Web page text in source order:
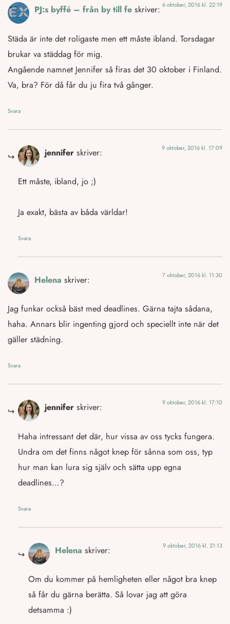
PJ:s byffé – från by till fe skriver: 6 oktober, 2016 kl. 22:19
Städa är inte det roligaste men ett måste ibland. Torsdagar
brukar va städdag för mig.
Angående namnet Jennifer så firas det 30 oktober i Finland.
Va, bra? För då får du ju fira två gånger.
Svara
jennifer skriver: 9 oktober, 2016 kl. 17:09
Ett måste, ibland, jo ;)
Ja exakt, bästa av båda världar!
Svara
Helena skriver: 7 oktober, 2016 kl. 11:30
Jag funkar också bäst med deadlines. Gärna tajta sådana,
haha. Annars blir ingenting gjord och speciellt inte när det
gäller städning.
Svara
jennifer skriver: 9 oktober, 2016 kl. 17:10
Haha intressant det där, hur vissa av oss tycks fungera.
Undra om det finns något knep för sånna som oss, typ
hur man kan lura sig själv och sätta upp egna
deadlines…?
Svara
Helena skriver: 9 oktober, 2016 kl. 21:13
Om du kommer på hemligheten eller något bra knep
så får du gärna berätta. Så lovar jag att göra
detsamma :)